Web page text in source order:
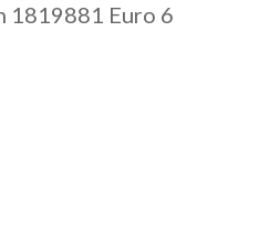
1819881 Euro 6